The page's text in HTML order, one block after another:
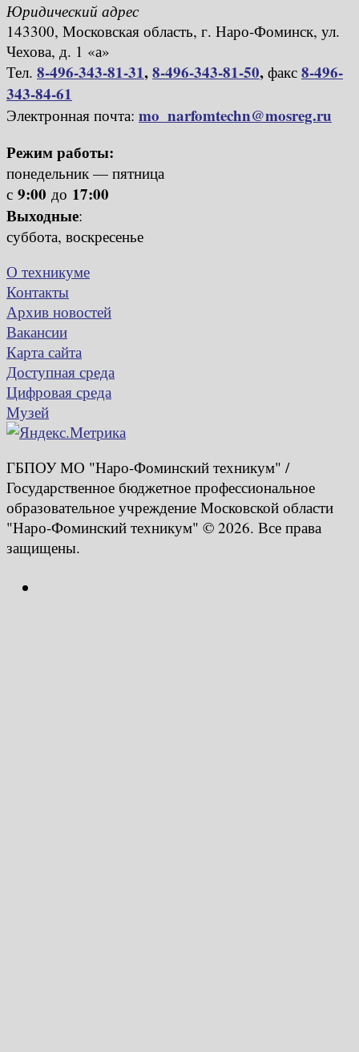
Юридический адрес
143300, Московская область, г. Наро-Фоминск, ул.
Чехова, д. 1 «а»
Тел. 8-496-343-81-31,8-496-343-81-50, факс 8-496-
343-84-61
Электронная почта: mo_narfomtechn@mosreg.ru
Режим работы:
понедельник — пятница
с 9:00 до 17:00
Выходные:
суббота, воскресенье
О техникуме
Контакты
Архив новостей
Вакансии
Карта сайта
Доступная среда
Цифровая среда
Музей
ГБПОУ МО "Наро-Фоминский техникум" /
Государственное бюджетное профессиональное
образовательное учреждение Московской области
"Наро-Фоминский техникум" © 2026. Все права
защищены.